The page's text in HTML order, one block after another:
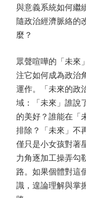
與意義系統如何繼
隨政治經濟脈絡的
麼？
眾聲喧嘩的「未來
注它如何成為政治
運作。「未來的政
域：「未來」誰說
的美好？誰能在「
排除？「未來」不
僅只是小女孩對著
力角逐加工操弄勾
路。如果個體對這
識，遑論理解與掌